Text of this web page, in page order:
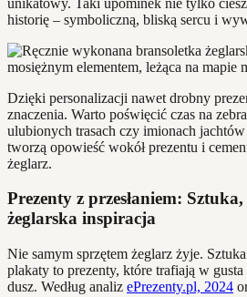
historię – symboliczną, bliską sercu i
Dzięki personalizacji nawet drobny
znaczenia. Warto poświęcić czas na
ulubionych trasach czy imionach
tworzą opowieść wokół prezentu i
żeglarz.
Prezenty z przesłaniem:
żeglarska inspiracja
Nie samym sprzętem żeglarz żyje.
plakaty to prezenty, które trafiają w
dusz. Według analiz ePrezenty.pl, 2024